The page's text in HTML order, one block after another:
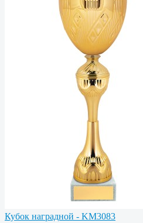
Кубок наградной - KM3083